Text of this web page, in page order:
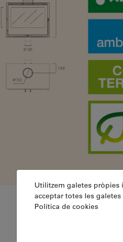
Utilitzem galetes pròpies
acceptar totes les
Política de cookies